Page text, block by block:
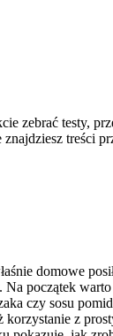
zebrać testy,
treści
domowe
początek
czy sosu
korzystanie z